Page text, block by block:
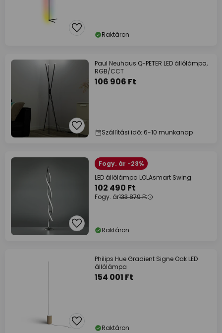
Raktáron
Paul Neuhaus Q-PETER LED állólámpa,
RGB/CCT
106 906 Ft
Szállítási idő: 6-10 munkanap
Fogy. ár -23%
LED állólámpa LOLAsmart Swing
102 490 Ft
Fogy. ár133 879 Ft
Raktáron
Philips Hue Gradient Signe Oak LED
állólámpa
154 001 Ft
Raktáron